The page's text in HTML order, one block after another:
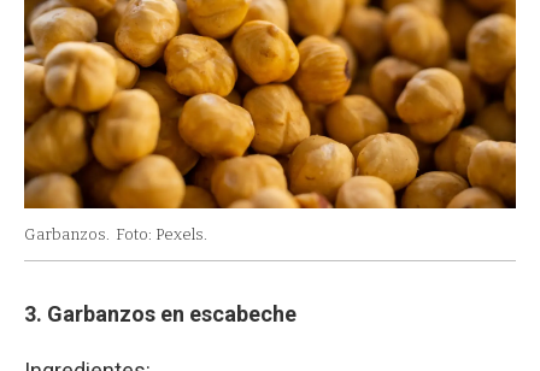
Garbanzos. Foto: Pexels.
3. Garbanzos en escabeche